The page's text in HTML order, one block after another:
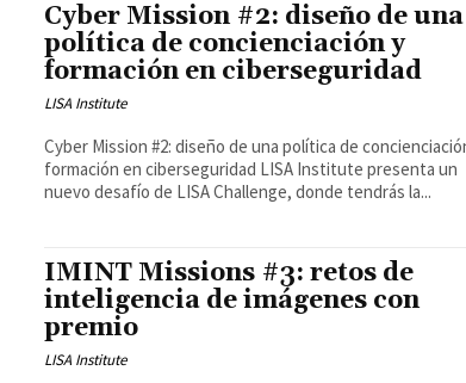
Cyber Mission #2: diseño de una
política de concienciación y
formación en ciberseguridad
LISA Institute
Cyber Mission #2: diseño de una política de
formación en ciberseguridad LISA Institute presenta un
nuevo desafío de LISA Challenge, donde tendrás la...
IMINT Missions #3: retos de
inteligencia de imágenes con
premio
LISA Institute